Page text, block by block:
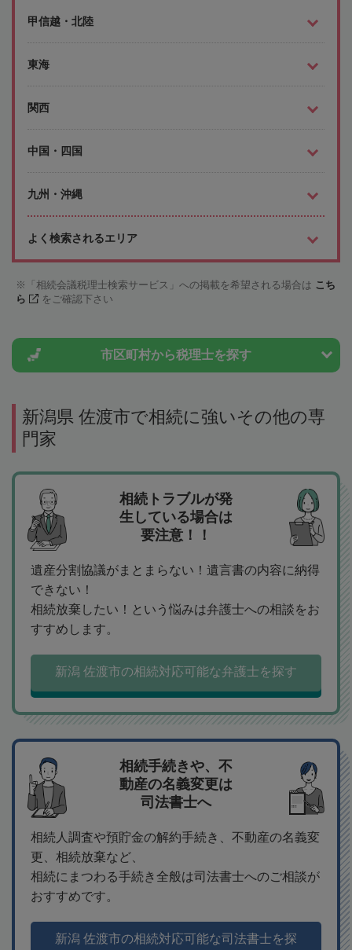
甲信越・北陸
東海
関西
中国・四国
九州・沖縄
よく検索されるエリア
「相続会議税理士検索サービス」への掲載を希望される場合は こち
ら
をご確認下さい
市区町村から税理士を探す
新潟県 佐渡市で相続に強いその他の専
門家
相続トラブルが発
生している場合は
要注意！！
遺産分割協議がまとまらない！遺言書の内容に納得
できない！
相続放棄したい！という悩みは弁護士への相談をお
すすめします。
新潟 佐渡市の相続対応可能な弁護士を探す
相続手続きや、不
動産の名義変更は
司法書士へ
相続人調査や預貯金の解約手続き、不動産の名義変
更、相続放棄など、
相続にまつわる手続き全般は司法書士へのご相談が
おすすめです。
新潟 佐渡市の相続対応可能な司法書士を探